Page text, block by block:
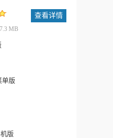
MB
查看详情
单版
版